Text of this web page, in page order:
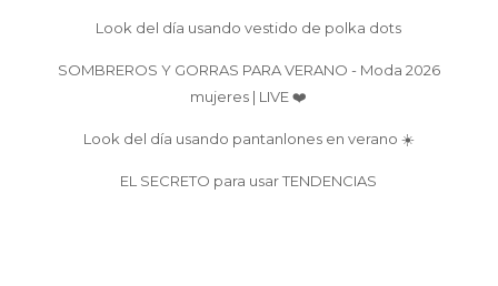
Look del día usando vestido de polka dots
SOMBREROS Y GORRAS PARA VERANO - Moda 2026
mujeres | LIVE ❤️
Look del día usando pantanlones en verano ☀️
EL SECRETO para usar TENDENCIAS